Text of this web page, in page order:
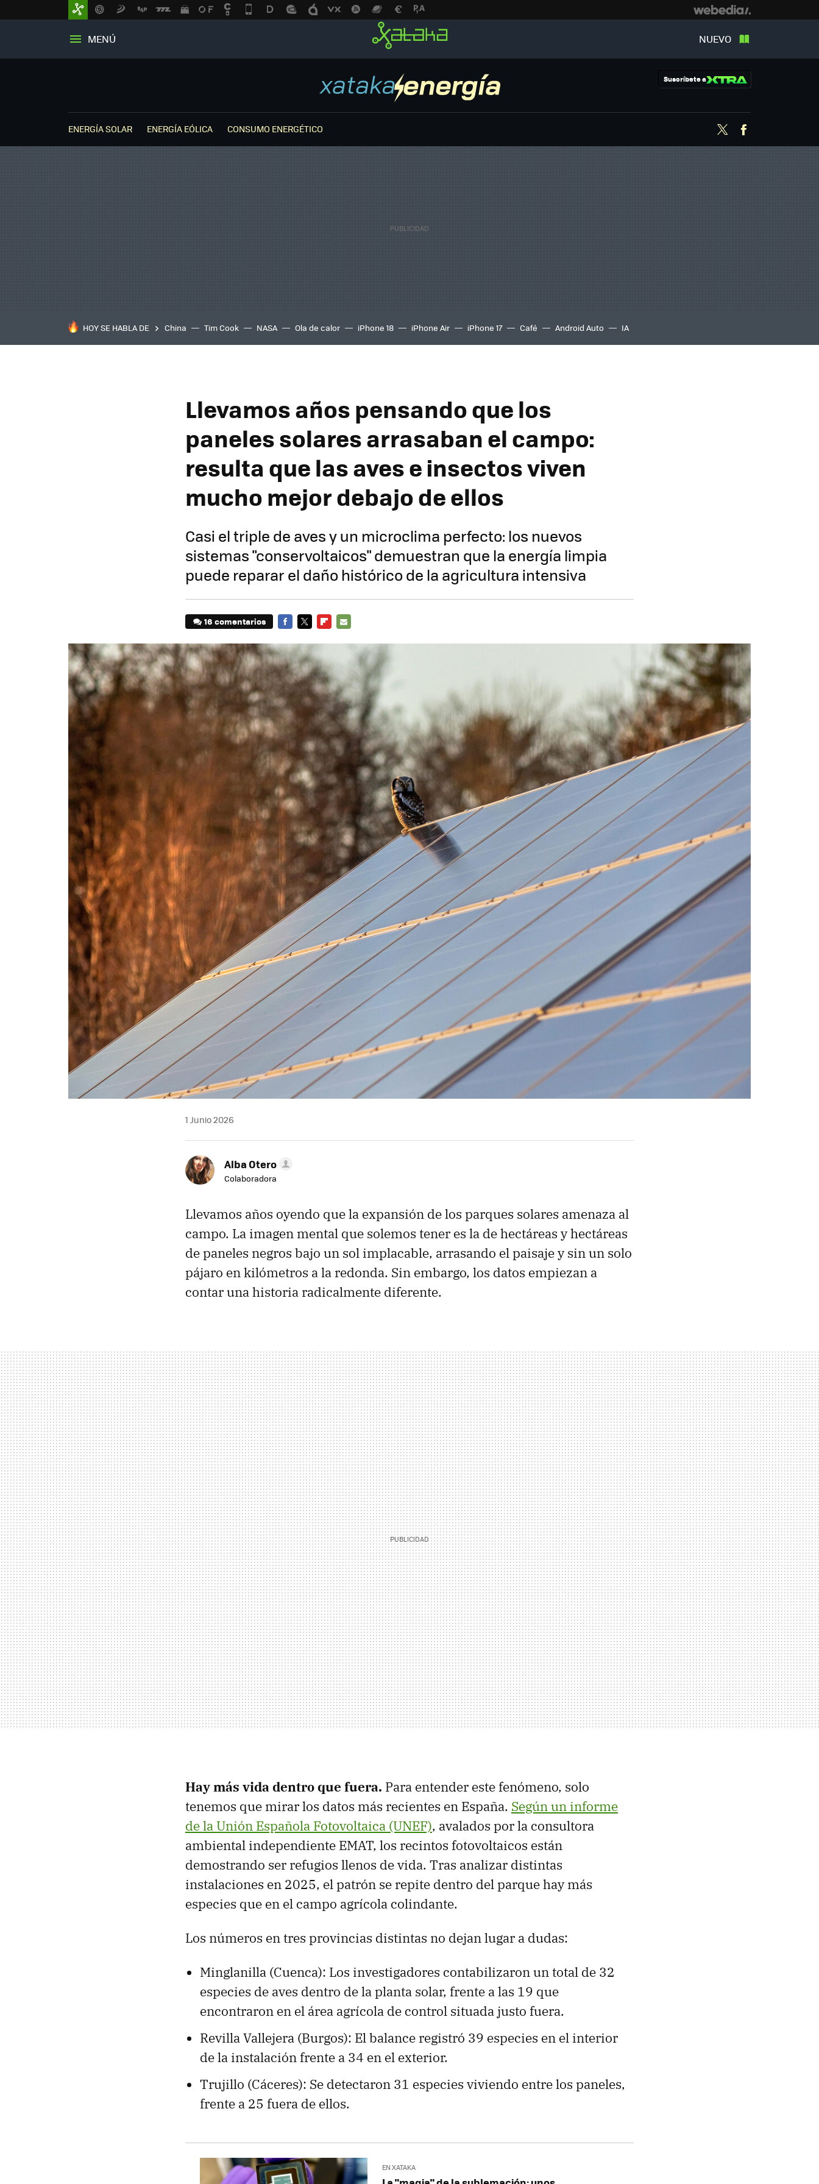
MENÚ NUEVO
Suscríbete a
ENERGÍA SOLAR ENERGÍA EÓLICA CONSUMO ENERGÉTICO Twitter
HOY SE HABLA DE China Tim Cook NASA Ola de calor iPhone 18 iPhone Air iPhone 17 Café Android Auto IA
Llevamos años pensando que los
paneles solares arrasaban el campo:
resulta que las aves e insectos viven
mucho mejor debajo de ellos
Casi el triple de aves y un microclima perfecto: los nuevos
sistemas "conservoltaicos" demuestran que la energía limpia
puede reparar el daño histórico de la agricultura intensiva
16 comentarios
1 Junio 2026
Alba Otero
Colaboradora
Llevamos años oyendo que la expansión de los parques solares amenaza al
campo. La imagen mental que solemos tener es la de hectáreas y hectáreas
de paneles negros bajo un sol implacable, arrasando el paisaje y sin un solo
pájaro en kilómetros a la redonda. Sin embargo, los datos empiezan a
contar una historia radicalmente diferente.
Hay más vida dentro que fuera. Para entender este fenómeno, solo
tenemos que mirar los datos más recientes en España. Según un informe
de la Unión Española Fotovoltaica (UNEF), avalados por la consultora
ambiental independiente EMAT, los recintos fotovoltaicos están
demostrando ser refugios llenos de vida. Tras analizar distintas
instalaciones en 2025, el patrón se repite dentro del parque hay más
especies que en el campo agrícola colindante.
Los números en tres provincias distintas no dejan lugar a dudas:
Minglanilla (Cuenca): Los investigadores contabilizaron un total de 32
especies de aves dentro de la planta solar, frente a las 19 que
encontraron en el área agrícola de control situada justo fuera.
Revilla Vallejera (Burgos): El balance registró 39 especies en el interior
de la instalación frente a 34 en el exterior.
Trujillo (Cáceres): Se detectaron 31 especies viviendo entre los paneles,
frente a 25 fuera de ellos.
EN XATAKA